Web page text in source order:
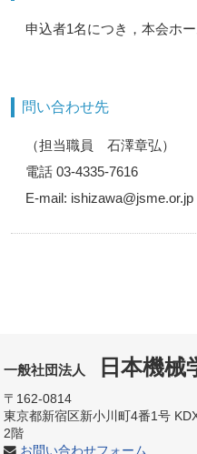
申込者1名につき，本会ホ
問い合わせ先
（担当職員 石澤章弘）
電話 03-4335-7616
E-mail: ishizawa@jsme.or.jp
一般社団法人 日本機械
〒162-0814
東京都新宿区新小川町4番1号
2階
お問い合わせフォーム